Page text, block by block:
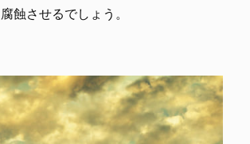
蝕させるでしょう。